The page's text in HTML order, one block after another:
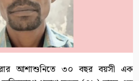
আশাশুনিতে ৩০ বছর বয়সী এক